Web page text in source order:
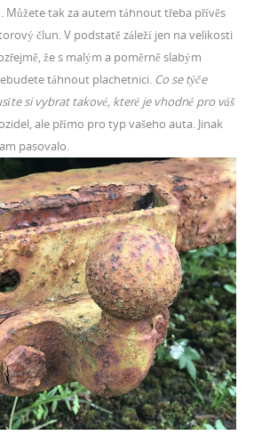
tak za autem táhnout třeba přívěs
člun. V podstatě záleží jen na velikosti
že s malým a poměrně slabým
táhnout plachetnici. Co se týče
si vybrat takové, které je vhodné pro váš
ale přímo pro typ vašeho auta. Jinak
pasovalo.